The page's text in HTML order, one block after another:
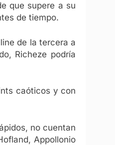
que supere a su
de tiempo.
de la tercera a
Richeze podría
caóticos y con
no cuentan
Appollonio